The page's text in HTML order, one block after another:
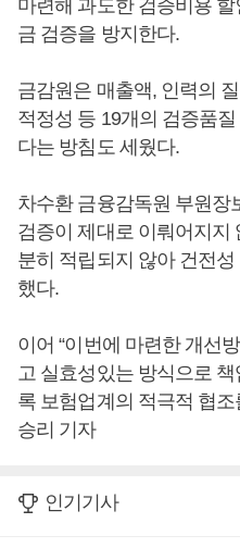
마련해 과도한 검증비용
금 검증을 방지한다.
금감원은 매출액, 인력의
적정성 등 19개의 검증품
다는 방침도 세웠다.
차수환 금융감독원 부원장
검증이 제대로 이뤄어지지
분히 적립되지 않아 건전
했다.
이어 “이번에 마련한 개선
고 실효성있는 방식으로
록 보험업계의 적극적 협
승리 기자
인기기사